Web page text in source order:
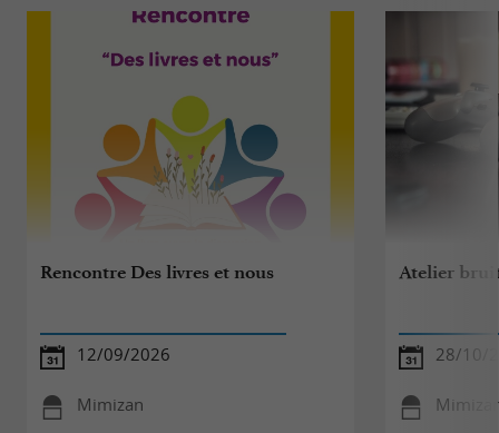
Rencontre Des livres et nous
12/09/2026
Mimizan
Atelier
28/10/